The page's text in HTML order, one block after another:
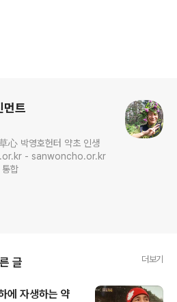
먼트
心 박영호헌터 약초 인생
합
글 더보기
에 자생하는 약